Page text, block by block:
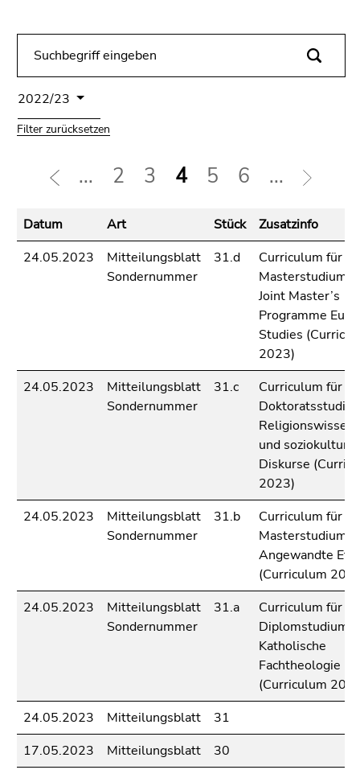
Zum
Inhalt
(Zugriffstaste
1)
Positionsanzeige
Zur
Hauptnavigation
4)
Zu
den
Seiteneinstellungen
(Benutzer/Sprache)
Suche
2022/23
Filter zurücksetzen
... 2 3 4 5 6 ...
Datum Art Stück
Zusatzinfo
24.05.2023
Mitteilungsblatt
Sondernummer
31.d
Curriculum für
Masterstudium
Joint Master’s
Programme
Studies
2023)
24.05.2023
Mitteilungsblatt
Sondernummer
31.c
Curriculum für
und
Diskurse
2023)
24.05.2023
Mitteilungsblatt
Sondernummer
31.b
Curriculum für
Masterstudium
Angewandte
(Curriculum
24.05.2023
Mitteilungsblatt
Sondernummer
31.a
Curriculum für
Diplomstudium
Katholische
Fachtheologie
(Curriculum
24.05.2023
Mitteilungsblatt
31
17.05.2023
Mitteilungsblatt
30